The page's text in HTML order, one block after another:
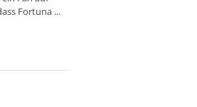
Fortuna ...